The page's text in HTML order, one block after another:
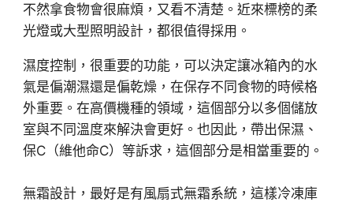
不然拿食物會很麻煩，又看不清楚。近來標榜的柔
光燈或大型照明設計，都很值得採用。
濕度控制，很重要的功能，可以決定讓冰箱內的水
氣是偏潮濕還是偏乾燥，在保存不同食物的時候格
外重要。在高價機種的領域，這個部分以多個儲放
室與不同溫度來解決會更好。也因此，帶出保濕、
保C（維他命C）等訴求，這個部分是相當重要的。
無霜設計，最好是有風扇式無霜系統，這樣冷凍庫